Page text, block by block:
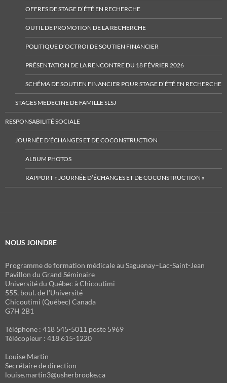
OFFRES DE STAGE D’ÉTÉ EN RECHERCHE
OUTIL DE PROMOTION DE LA RECHERCHE
POLITIQUE D’OCTROI DE SOUTIEN FINANCIER
PRÉSENTATION DE LA RENCONTRE DU 18 FÉVRIER 2026
SCHÉMA DE SOUTIEN FINANCIER POUR STAGE D’ÉTÉ EN RECHERCHE
STAGES MEDECINE DE FAMILLE SLSJ
RESPONSABILITÉ SOCIALE
JOURNÉE D’ÉCHANGES ET DE COCONSTRUCTION
ALBUM PHOTOS
RAPPORT « JOURNÉE D’ÉCHANGES ET DE COCONSTRUCTION »
NOUS JOINDRE
Programme de formation médicale au Saguenay–Lac-Saint-Jean
Pavillon du Grand Séminaire
Université du Québec à Chicoutimi
555, boul. de l’Université
Chicoutimi (Québec) Canada
G7H 2B1
Téléphone : 418 545-5011 poste 5969
Télécopieur : 418 615-1220
Louise Martin
Secrétaire de direction
louise.martin3@usherbrooke.ca